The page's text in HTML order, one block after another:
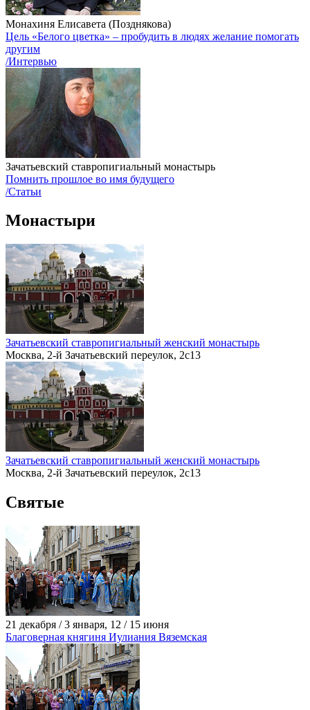
Монахиня Елисавета (Позднякова)
Цель «Белого цветка» – пробудить в людях желание помогать
другим
/Интервью
Зачатьевский ставропигиальный монастырь
Помнить прошлое во имя будущего
/Статьи
Монастыри
Зачатьевский ставропигиальный женский монастырь
Москва, 2-й Зачатьевский переулок, 2с13
Зачатьевский ставропигиальный женский монастырь
Москва, 2-й Зачатьевский переулок, 2с13
Святые
21 декабря / 3 января, 12 / 15 июня
Благоверная княгиня Иулиания Вяземская